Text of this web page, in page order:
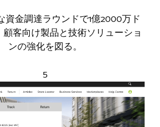
資金調達ラウンドで1億2000万ド
客向け製品と技術ソリューショ
ンの強化を図る。
5